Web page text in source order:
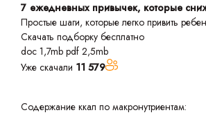
7 ежедневных привычек, которые
Простые шаги, которые легко привить
Скачать подборку бесплатно
doc 1,7mb pdf 2,5mb
Уже скачали 11 579
Содержание ккал по макронутриентам: